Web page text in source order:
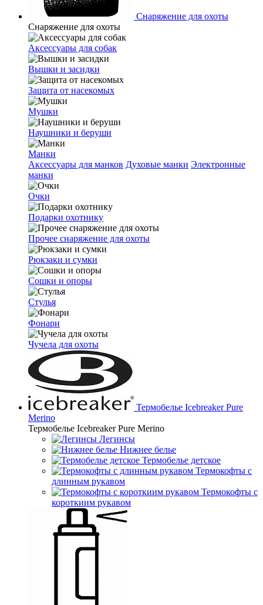
Снаряжение для охоты
Снаряжение для охоты
Аксессуары для собак
Вышки и засидки
Защита от насекомых
Мушки
Наушники и беруши
Манки
Аксессуары для манков Духовые манки Электронные
манки
Очки
Подарки охотнику
Прочее снаряжение для охоты
Рюкзаки и сумки
Сошки и опоры
Стулья
Фонари
Чучела для охоты
Термобелье Icebreaker Pure
Merino
Термобелье Icebreaker Pure Merino
Легинсы
Нижнее белье
Термобелье детское
Термокофты с
длинным рукавом
Термокофты с
короткиим рукавом